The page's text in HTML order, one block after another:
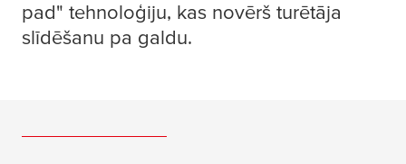
pad" tehnoloģiju, kas novērš turētāja
slīdēšanu pa galdu.